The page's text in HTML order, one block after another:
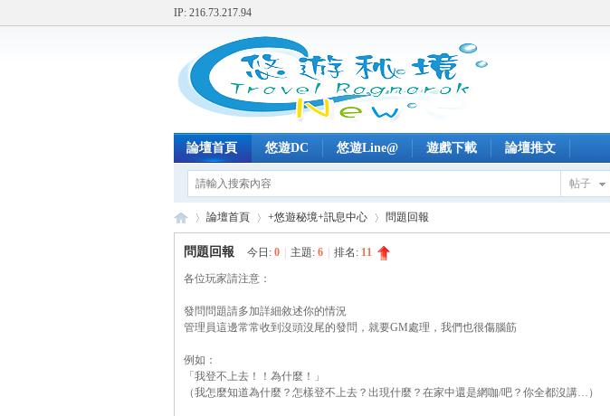
IP: 216.73.217.94
論壇首頁 悠遊DC 悠遊Line@ 遊戲下載 論壇推文
帖子
論壇首頁 +悠遊秘境+訊息中心 問題回報
問題回報 今日: 0 主題: 6 排名: 11
各位玩家請注意：
發問問題請多加詳細敘述你的情況
管理員這邊常常收到沒頭沒尾的發問，就要GM處理，我們也很傷腦筋
例如：
「我登不上去！！為什麼！」
（我怎麼知道為什麼？怎樣登不上去？出現什麼？在家中還是網咖/吧？你全都沒講…）